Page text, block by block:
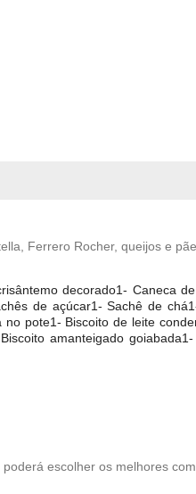
Ferrero Rocher, queijos e
decorado1- Caneca
de açúcar1- Sachê de
pote1- Biscoito de leite
amanteigado
escolher os melhores